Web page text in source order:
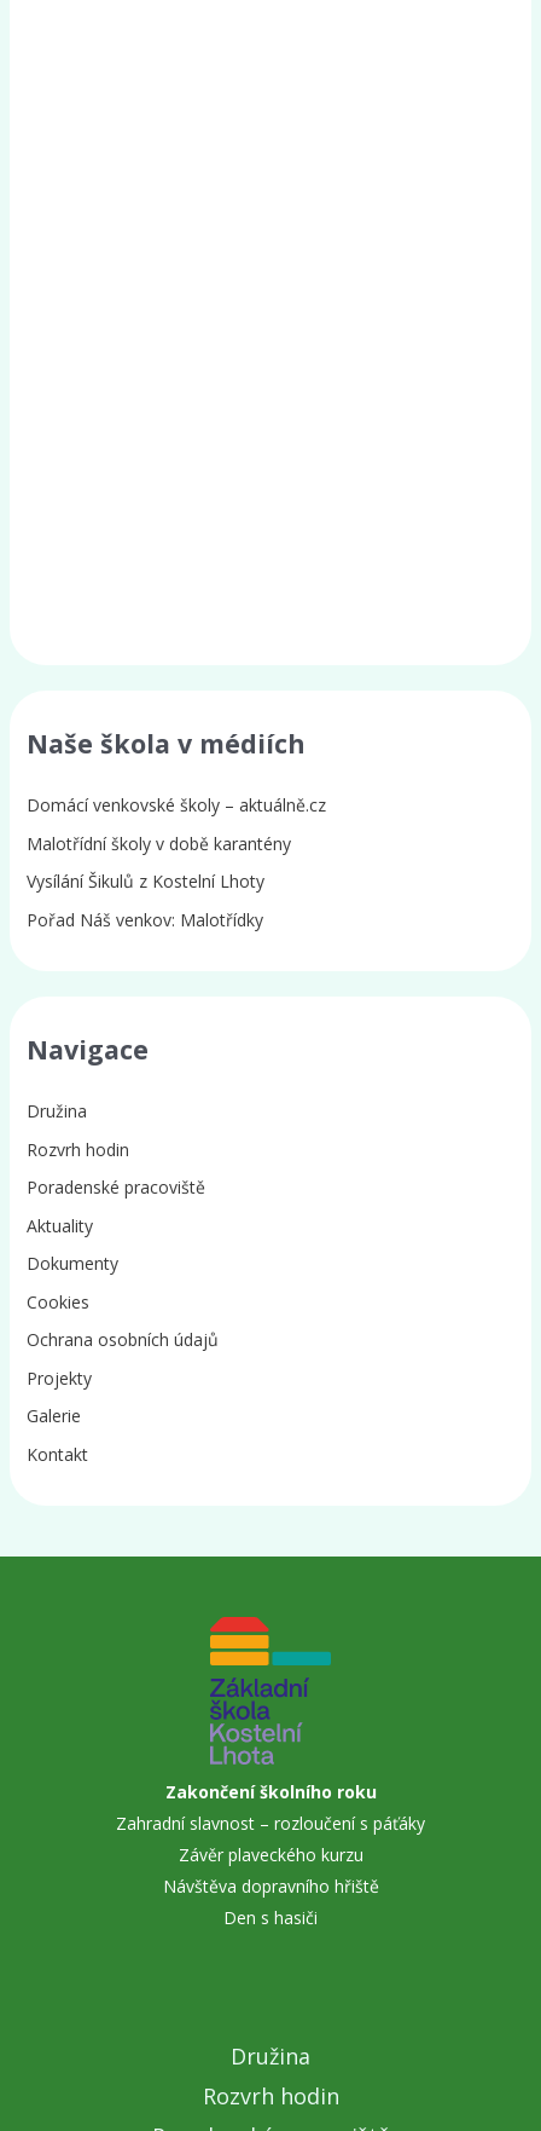
Naše škola v médiích
Domácí venkovské školy – aktuálně.cz
Malotřídní školy v době karantény
Vysílání Šikulů z Kostelní Lhoty
Pořad Náš venkov: Malotřídky
Navigace
Družina
Rozvrh hodin
Poradenské pracoviště
Aktuality
Dokumenty
Cookies
Ochrana osobních údajů
Projekty
Galerie
Kontakt
Zakončení školního roku
Zahradní slavnost – rozloučení s páťáky
Závěr plaveckého kurzu
Návštěva dopravního hřiště
Den s hasiči
Družina
Rozvrh hodin